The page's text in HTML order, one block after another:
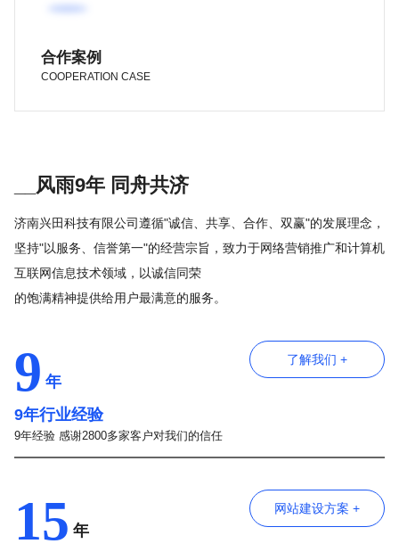
合作案例
COOPERATION CASE
__风雨9年 同舟共济
济南兴田科技有限公司遵循"诚信、共享、合作、双赢"的发展理念，
坚持"以服务、信誉第一"的经营宗旨，致力于网络营销推广和计算机
互联网信息技术领域，以诚信同荣
的饱满精神提供给用户最满意的服务。
9 年
9年行业经验
9年经验 感谢2800多家客户对我们的信任
了解我们 +
15 年
网站建设方案 +